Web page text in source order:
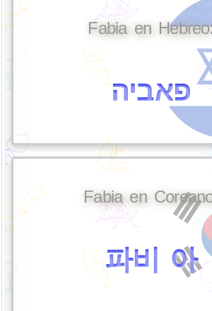
Fabia en
פאביה
Fabia en
파비 아